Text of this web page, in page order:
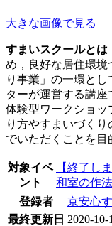
大きな画像で見る
すまいスクールとは
め，良好な居住環境
り事業」の一環と
ターが運営する講
体験型ワークショッ
り方やすまいづく
でいただくことを目
対象イベ
ント
【終了し
和室の作
登録者
京安心
最終更新日 2020-10-